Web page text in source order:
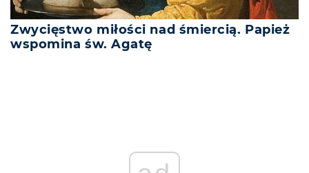
Zwycięstwo miłości nad śmiercią. Papież
wspomina św. Agatę